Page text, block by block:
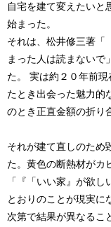
自宅を建て変えたいと
始まった。
それは、松井修三著「
まった人は読まないで
た。 実は約２０年前
たとき出会った魅力的
のとき正直金額の折り
それが建て直しのため
た。黄色の断熱材がカ
「『「いい家』が欲
とおりのことが現実に
次第で結果が異なるこ